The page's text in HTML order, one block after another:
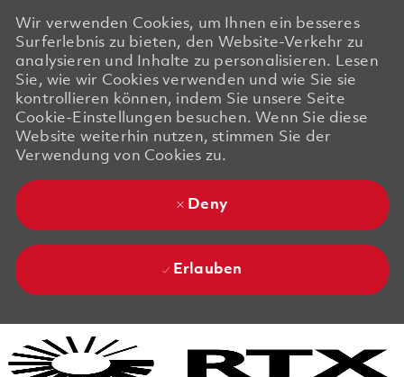
Wir verwenden Cookies, um Ihnen ein besseres
Surferlebnis zu bieten, den Website-Verkehr zu
analysieren und Inhalte zu personalisieren. Lesen
Sie, wie wir Cookies verwenden und wie Sie sie
kontrollieren können, indem Sie unsere Seite
Cookie-Einstellungen besuchen. Wenn Sie diese
Website weiterhin nutzen, stimmen Sie der
Verwendung von Cookies zu.
Deny
Erlauben